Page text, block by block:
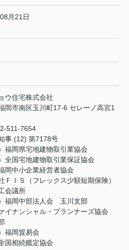
月21日
ウ住宅株式会社
岡市南区玉川町17-6 セレーノ高宮1
511-7654
事 (12) 第7178号
福岡県宅地建物取引業協会
全国宅地建物取引業保証協会
岡中小企業経営者協会
ＦＩＳ（フレックス少額短期保険）
会議所
）福岡中部法人会 玉川支部
イナンシャル・プランナーズ協会
福岡貿易会
国相続鑑定協会